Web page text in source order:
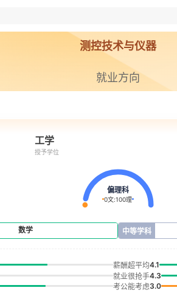
测控技术与仪器
就业方向
工学
授予学位
偏理科
0文:100理
数学 中等学科
薪酬超平均4.1
就业很抢手4.3
考公能考虑3.0